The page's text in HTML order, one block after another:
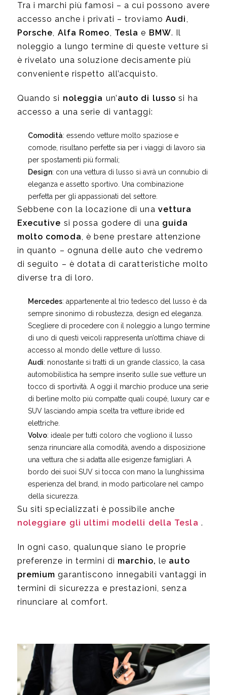
Tra i marchi più famosi – a cui possono avere
accesso anche i privati – troviamoAudi,
Porsche, Alfa Romeo, Teslae BMW. Il
noleggio a lungo termine di queste vetture si
è rivelato una soluzione decisamente più
conveniente rispetto all’acquisto.
Quando si noleggia un’auto di lusso si ha
accesso a una serie di vantaggi:
Comodità: essendo vetture molto spaziose e
comode, risultano perfette sia per i viaggi di lavoro sia
per spostamenti più formali;
Design: con una vettura di lusso si avrà un connubio di
eleganza e assetto sportivo. Una combinazione
perfetta per gli appassionati del settore.
Sebbene con la locazione di una vettura
Executive si possa godere di una guida
molto comoda, è bene prestare attenzione
in quanto – ognuna delle auto che vedremo
di seguito – è dotata di caratteristiche molto
diverse tra di loro.
Mercedes: appartenente al trio tedesco del lusso è da
sempre sinonimo di robustezza, design ed eleganza.
Scegliere di procedere con il noleggio a lungo termine
di uno di questi veicoli rappresenta un’ottima chiave di
accesso al mondo delle vetture di lusso.
Audi: nonostante si tratti di un grande classico, la casa
automobilistica ha sempre inserito sulle sue vetture un
tocco di sportività. A oggi il marchio produce una serie
di berline molto più compatte quali coupé, luxury car e
SUV lasciando ampia scelta tra vetture ibride ed
elettriche.
Volvo: ideale per tutti coloro che vogliono il lusso
senza rinunciare alla comodità, avendo a disposizione
una vettura che si adatta alle esigenze famigliari. A
bordo dei suoi SUV si tocca con mano la lunghissima
esperienza del brand, in modo particolare nel campo
della sicurezza.
Su siti specializzati è possibile anche
noleggiare gli ultimi modelli della Tesla .
In ogni caso, qualunque siano le proprie
preferenze in termini di marchio, le auto
premium garantiscono innegabili vantaggi in
termini di sicurezza e prestazioni, senza
rinunciare al comfort.